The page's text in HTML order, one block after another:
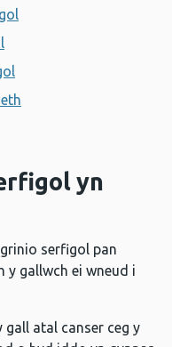
yn
serfigol pan
y gallwch ei wneud i
gall atal canser ceg y